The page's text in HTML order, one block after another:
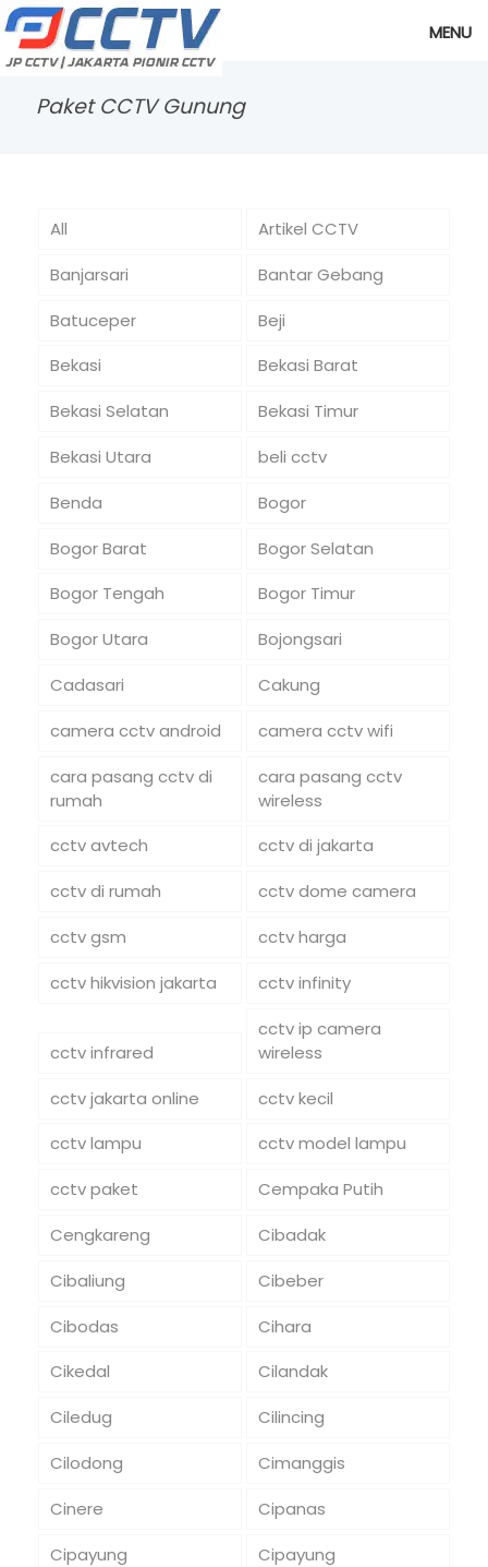
MENU
Paket CCTV Gunung
All
Artikel CCTV
Banjarsari
Bantar Gebang
Batuceper
Beji
Bekasi
Bekasi Barat
Bekasi Selatan
Bekasi Timur
Bekasi Utara
beli cctv
Benda
Bogor
Bogor Barat
Bogor Selatan
Bogor Tengah
Bogor Timur
Bogor Utara
Bojongsari
Cadasari
Cakung
camera cctv android
camera cctv wifi
cara pasang cctv di
rumah
cara pasang cctv
wireless
cctv avtech
cctv di jakarta
cctv di rumah
cctv dome camera
cctv gsm
cctv harga
cctv hikvision jakarta
cctv infinity
cctv infrared
cctv ip camera
wireless
cctv jakarta online
cctv kecil
cctv lampu
cctv model lampu
cctv paket
Cempaka Putih
Cengkareng
Cibadak
Cibaliung
Cibeber
Cibodas
Cihara
Cikedal
Cilandak
Ciledug
Cilincing
Cilodong
Cimanggis
Cinere
Cipanas
Cipayung
Cipayung